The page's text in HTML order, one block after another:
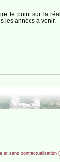
le point sur la
les années à venir.
et sans contractualisation